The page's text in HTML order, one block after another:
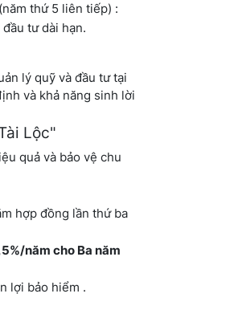
thứ 5 liên tiếp) :
tư dài hạn.
lý quỹ và đầu tư tại
và khả năng sinh lời
Lộc"
quả và bảo vệ chu
hợp đồng lần thứ ba
năm cho Ba năm
lợi bảo hiểm .